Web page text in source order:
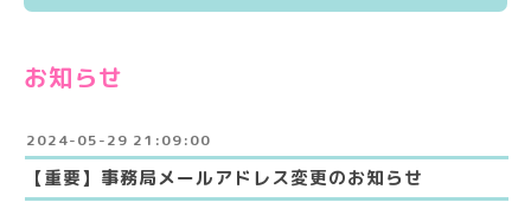
お知らせ
2024-05-29 21:09:00
【重要】事務局メールアドレス変更のお知らせ